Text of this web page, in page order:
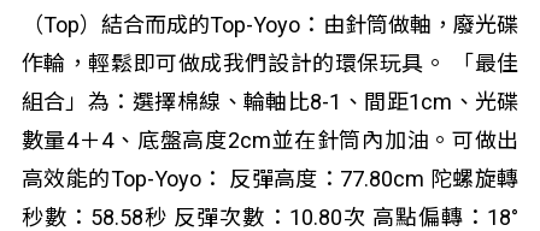
（Top）結合而成的Top-Yoyo：由針筒做軸，廢光碟
作輪，輕鬆即可做成我們設計的環保玩具。 「最佳
組合」為：選擇棉線、輪軸比8-1、間距1cm、光碟
數量4＋4、底盤高度2cm並在針筒內加油。可做出
高效能的Top-Yoyo： 反彈高度：77.80cm 陀螺旋轉
秒數：58.58秒 反彈次數：10.80次 高點偏轉：18°